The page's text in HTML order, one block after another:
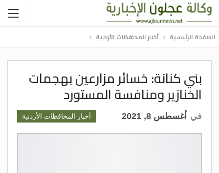
الصفحة الرئيسية أخبار المحافظات الأردنية
بني كنانة: خسائر مزارعين بهجمات
الخنازير ومنافسة المستورد
أخبار المحافظات الأردنية في أغسطس 8, 2021